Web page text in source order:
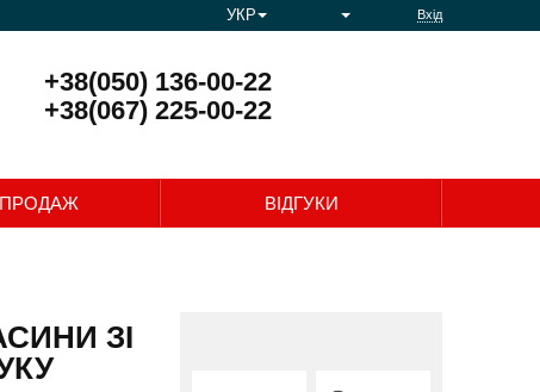
Вхід
УКР
+38(050) 136-00-22
+38(067) 225-00-22
ВІДГУКИ
ЗІ